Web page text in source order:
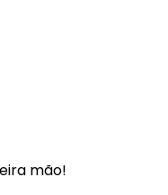
mão!